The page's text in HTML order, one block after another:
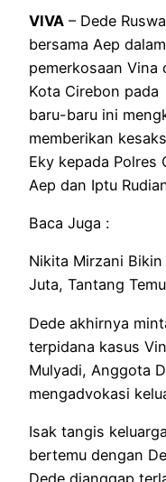
VIVA – Dede
bersama Aep
pemerkosaan Vina
Kota Cirebon
baru-baru ini
memberikan
Eky kepada Polres
Aep dan Iptu
Baca Juga :
Nikita Mirzani
Juta, Tantang
Dede akhirnya
terpidana kasus
Mulyadi, Anggota
mengadvokasi
Isak tangis
bertemu dengan
Dede dianggap